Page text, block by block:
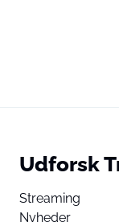
Udforsk
Streaming
Nyheder